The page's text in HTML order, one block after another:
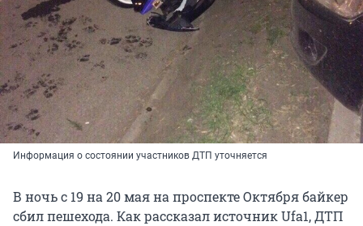
Информация о состоянии участников ДТП уточняется
В ночь с 19 на 20 мая на проспекте Октября байкер
сбил пешехода. Как рассказал источник Ufa1, ДТП